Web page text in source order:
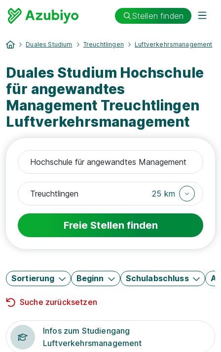
Stellen finden
Duales Studium Treuchtlingen Luftverkehrsmanagement
Duales Studium Hochschule
für angewandtes
Management Treuchtlingen
Luftverkehrsmanagement
25 km
Freie Stellen finden
Sortierung Beginn Schulabschluss
Suche zurücksetzen
Infos zum Studiengang
Luftverkehrsmanagement